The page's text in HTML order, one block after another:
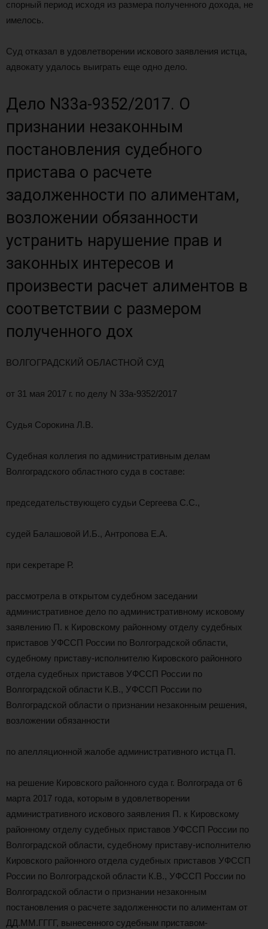
спорный период исходя из размера полученного дохода, не
имелось.
Суд отказал в удовлетворении искового заявления истца,
адвокату удалось выиграть еще одно дело.
Дело N33а-9352/2017. О
признании незаконным
постановления судебного
пристава о расчете
задолженности по алиментам,
возложении обязанности
устранить нарушение прав и
законных интересов и
произвести расчет алиментов в
соответствии с размером
полученного дох
ВОЛГОГРАДСКИЙ ОБЛАСТНОЙ СУД
от 31 мая 2017 г. по делу N 33а-9352/2017
Судья Сорокина Л.В.
Судебная коллегия по административным делам
Волгоградского областного суда в составе:
председательствующего судьи Сергеева С.С.,
судей Балашовой И.Б., Антропова Е.А.
при секретаре Р.
рассмотрела в открытом судебном заседании
административное дело по административному исковому
заявлению П. к Кировскому районному отделу судебных
приставов УФССП России по Волгоградской области,
судебному приставу-исполнителю Кировского районного
отдела судебных приставов УФССП России по
Волгоградской области К.В., УФССП России по
Волгоградской области о признании незаконным решения,
возложении обязанности
по апелляционной жалобе административного истца П.
на решение Кировского районного суда г. Волгограда от 6
марта 2017 года, которым в удовлетворении
административного искового заявления П. к Кировскому
районному отделу судебных приставов УФССП России по
Волгоградской области, судебному приставу-исполнителю
Кировского районного отдела судебных приставов УФССП
России по Волгоградской области К.В., УФССП России по
Волгоградской области о признании незаконным
постановления о расчете задолженности по алиментам от
ДД.ММ.ГГГГ, вынесенного судебным приставом-